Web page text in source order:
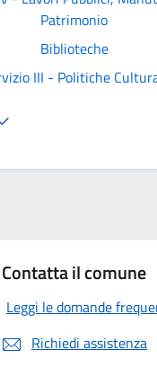
Patrimonio
Biblioteche
III - Politiche
Contatta il comune
Leggi le domande
Richiedi assistenza